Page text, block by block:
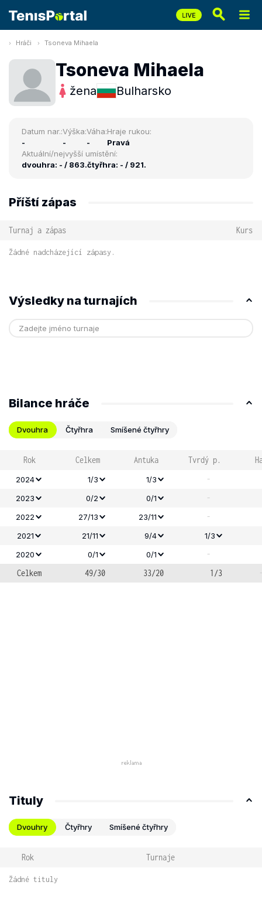
Hráči Tsoneva Mihaela
Tsoneva Mihaela
žena Bulharsko
Datum nar.:
-
Výška:
-
Váha:
-
Hraje rukou:
Pravá
Aktuální/nejvyšší umístění:
dvouhra: - / 863.čtyřhra: - / 921.
Příští zápas
Turnaj a zápas Kurs
Žádné nadcházející zápasy.
Výsledky na turnajích
Bilance hráče
Dvouhra Čtyřhra Smíšené čtyřhry
Rok Celkem Antuka Tvrdý p.
2024 1/3 1/3 -
2023 0/2 0/1 -
2022 27/13 23/11 -
2021 21/11 9/4
1/3
2020
0/1 0/1
-
Celkem
49/30 33/20 1/3
Tituly
Dvouhry Čtyřhry Smíšené čtyřhry
Rok Turnaje
Žádné tituly